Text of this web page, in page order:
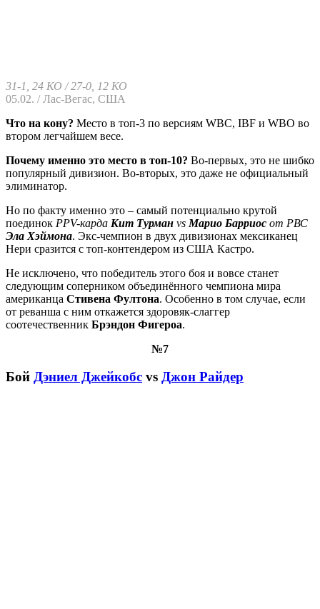
31-1, 24 КО / 27-0, 12 КО
05.02. / Лас-Вегас, США
Что на кону? Место в топ-3 по версиям WBC, IBF и WBO во
втором легчайшем весе.
Почему именно это место в топ-10? Во-первых, это не шибко
популярный дивизион. Во-вторых, это даже не официальный
элиминатор.
Но по факту именно это – самый потенциально крутой
поединок PPV-карда Кит Турман vs Марио Барриос от РВС
Эла Хэймона. Экс-чемпион в двух дивизионах мексиканец
Нери сразится с топ-контендером из США Кастро.
Не исключено, что победитель этого боя и вовсе станет
следующим соперником объединённого чемпиона мира
американца Стивена Фултона. Особенно в том случае, если
от реванша с ним откажется здоровяк-слаггер
соотечественник Брэндон Фигероа.
№7
Бой Дэниел Джейкобс vs Джон Райдер